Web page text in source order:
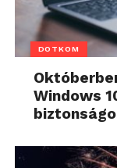
DOTKOM
Windows